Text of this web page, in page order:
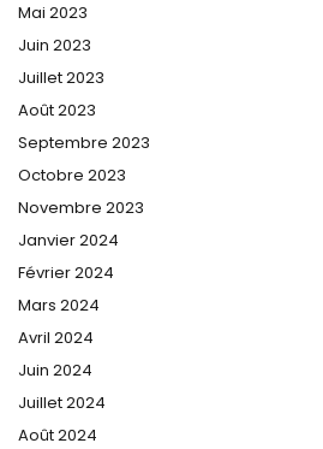
Mai 2023
Juin 2023
Juillet 2023
Août 2023
Septembre 2023
Octobre 2023
Novembre 2023
Janvier 2024
Février 2024
Mars 2024
Avril 2024
Juin 2024
Juillet 2024
Août 2024